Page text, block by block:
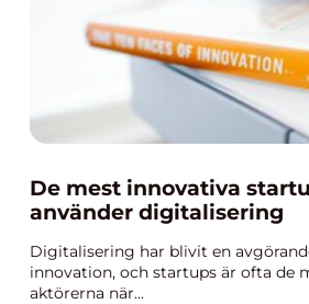
De mest innovativa
använder digitalisering
Digitalisering har blivit en
innovation, och startups är ofta de
aktörerna när...